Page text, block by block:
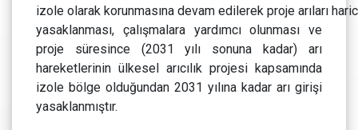
izole olarak korunmasına devam edilerek proje arıları
yasaklanması, çalışmalara yardımcı olunması ve
proje süresince (2031 yılı sonuna kadar) arı
hareketlerinin ülkesel arıcılık projesi kapsamında
izole bölge olduğundan 2031 yılına kadar arı girişi
yasaklanmıştır.